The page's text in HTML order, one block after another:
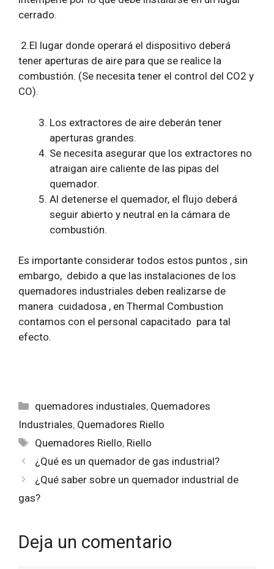
cerrado.
2.El lugar donde operará el dispositivo deberá
tener aperturas de aire para que se realice la
combustión. (Se necesita tener el control del CO2 y
CO).
Los extractores de aire deberán tener
aperturas grandes.
Se necesita asegurar que los extractores no
atraigan aire caliente de las pipas del
quemador.
Al detenerse el quemador, el flujo deberá
seguir abierto y neutral en la cámara de
combustión.
Es importante considerar todos estos puntos , sin
embargo, debido a que las instalaciones de los
quemadores industriales deben realizarse de
manera cuidadosa , en Thermal Combustion
contamos con el personal capacitado para tal
efecto.
Categorías
quemadores industiales, Quemadores
Industriales, Quemadores Riello
Etiquetas
Quemadores Riello, Riello
¿Qué es un quemador de gas industrial?
¿Qué saber sobre un quemador industrial de
gas?
Deja un comentario